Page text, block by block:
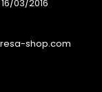
03/2016
shop.com